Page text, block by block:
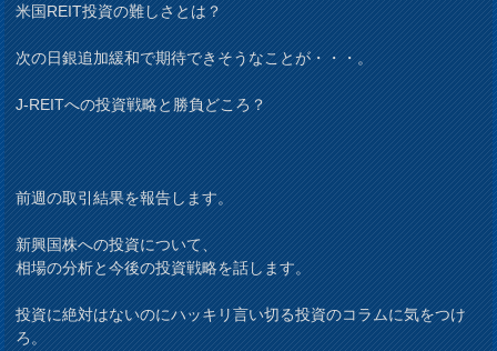
米国REIT投資の難しさとは？
次の日銀追加緩和で期待できそうなことが・・・。
J-REITへの投資戦略と勝負どころ？
前週の取引結果を報告します。
新興国株への投資について、
相場の分析と今後の投資戦略を話します。
投資に絶対はないのにハッキリ言い切る投資のコラムに気をつけ
ろ。